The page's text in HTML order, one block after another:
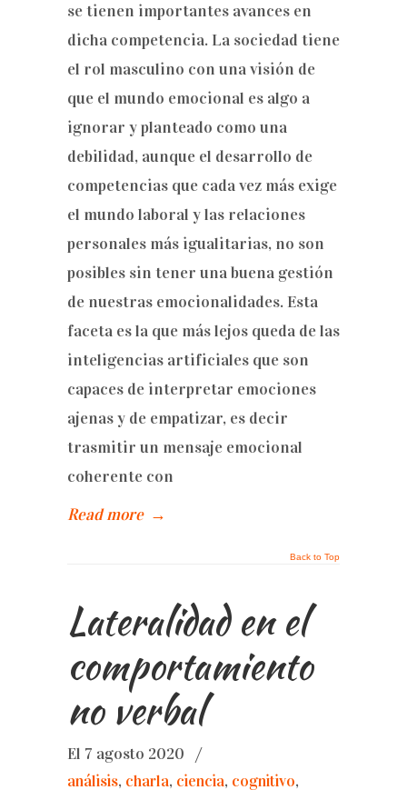
se tienen importantes avances en
dicha competencia. La sociedad tiene
el rol masculino con una visión de
que el mundo emocional es algo a
ignorar y planteado como una
debilidad, aunque el desarrollo de
competencias que cada vez más exige
el mundo laboral y las relaciones
personales más igualitarias, no son
posibles sin tener una buena gestión
de nuestras emocionalidades. Esta
faceta es la que más lejos queda de las
inteligencias artificiales que son
capaces de interpretar emociones
ajenas y de empatizar, es decir
trasmitir un mensaje emocional
coherente con
Read more →
Back to Top
Lateralidad en el
comportamiento
no verbal
El 7 agosto 2020
/
análisis, charla, ciencia, cognitivo,